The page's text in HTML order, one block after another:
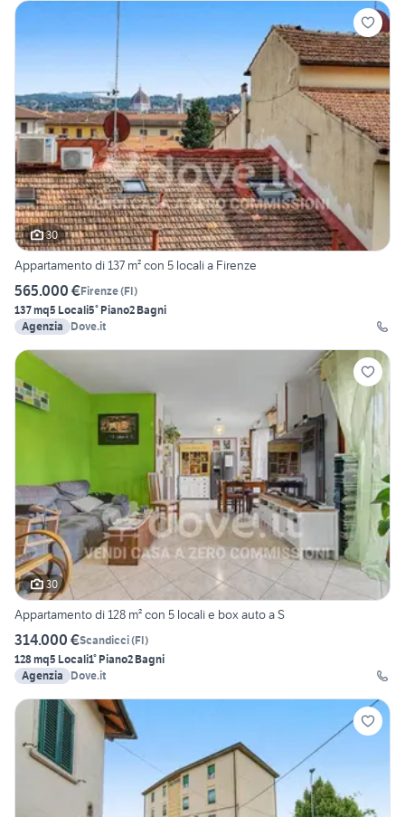
30
Appartamento di 137 m² con 5 locali a Firenze
565.000 €Firenze(FI)
137 mq5 Locali5° Piano2 Bagni
Agenzia
Dove.it
30
Appartamento di 128 m² con 5 locali e box auto a S
314.000 €Scandicci(FI)
128 mq5 Locali1° Piano2 Bagni
Agenzia
Dove.it